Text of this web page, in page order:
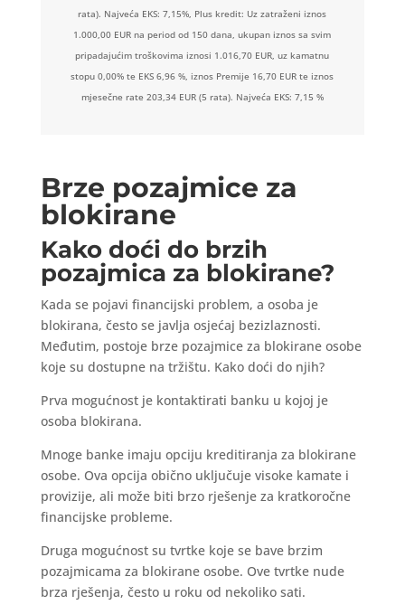
rata). Najveća EKS: 7,15%, Plus kredit: Uz zatraženi iznos
1.000,00 EUR na period od 150 dana, ukupan iznos sa svim
pripadajućim troškovima iznosi 1.016,70 EUR, uz kamatnu
stopu 0,00% te EKS 6,96 %, iznos Premije 16,70 EUR te iznos
mjesečne rate 203,34 EUR (5 rata). Najveća EKS: 7,15 %
Brze pozajmice za
blokirane
Kako doći do brzih
pozajmica za blokirane?
Kada se pojavi financijski problem, a osoba je
blokirana, često se javlja osjećaj bezizlaznosti.
Međutim, postoje brze pozajmice za blokirane osobe
koje su dostupne na tržištu. Kako doći do njih?
Prva mogućnost je kontaktirati banku u kojoj je
osoba blokirana.
Mnoge banke imaju opciju kreditiranja za blokirane
osobe. Ova opcija obično uključuje visoke kamate i
provizije, ali može biti brzo rješenje za kratkoročne
financijske probleme.
Druga mogućnost su tvrtke koje se bave brzim
pozajmicama za blokirane osobe. Ove tvrtke nude
brza rješenja, često u roku od nekoliko sati.